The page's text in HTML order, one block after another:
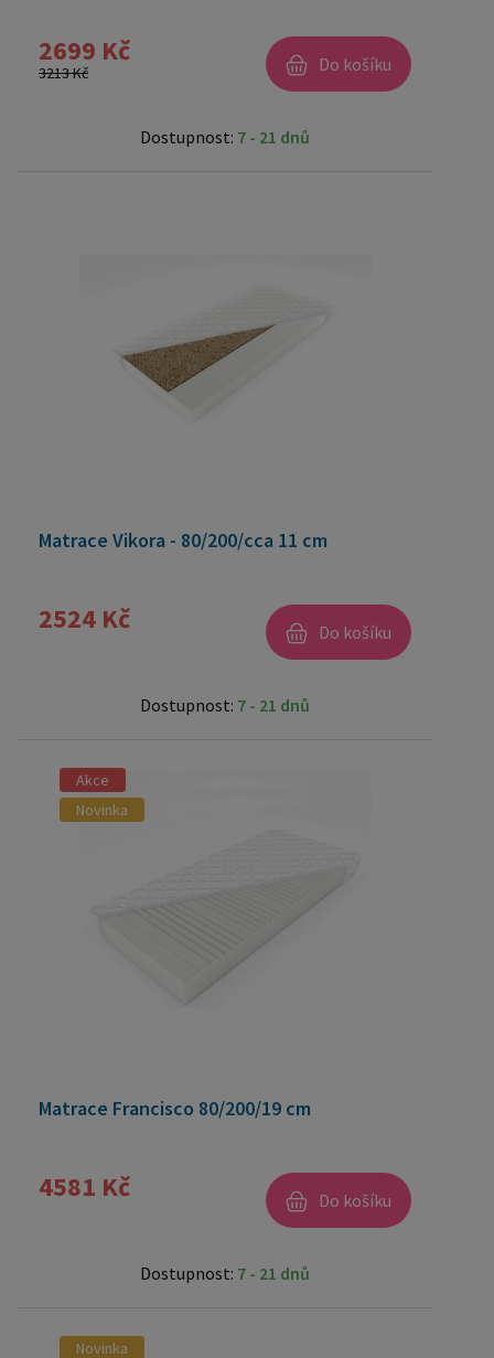
2699 Kč
3213 Kč Do košíku
Dostupnost: 7 - 21 dnů
Matrace Vikora - 80/200/cca 11 cm
2524 Kč Do košíku
Dostupnost: 7 - 21 dnů
Akce
Novinka
Matrace Francisco 80/200/19 cm
4581 Kč Do košíku
Dostupnost: 7 - 21 dnů
Novinka